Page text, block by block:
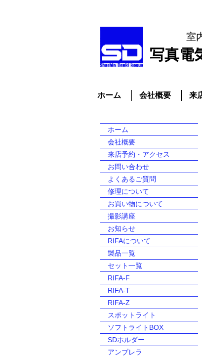
写真電
室
ホーム 会社概要 来
ホーム
会社概要
来店予約・アクセス
お問い合わせ
よくあるご質問
修理について
お買い物について
撮影講座
お知らせ
RIFAについて
製品一覧
セット一覧
RIFA-F
RIFA-T
RIFA-Z
スポットライト
ソフトライトBOX
SDホルダー
アンブレラ